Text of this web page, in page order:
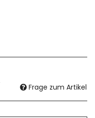
Frage zum Artikel